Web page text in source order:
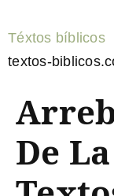
Téxtos bíblicos
textos-
De